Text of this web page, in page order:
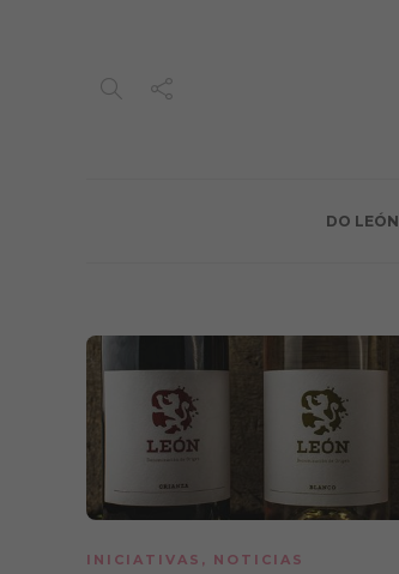
DO LEÓN
INICIATIVAS , NOTICIAS